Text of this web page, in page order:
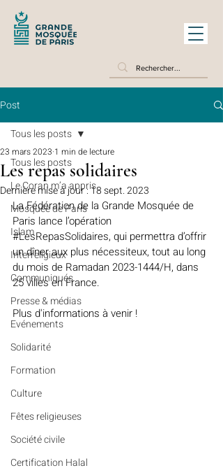
Post
Tous les posts
Le Coran m’a appris
Mosquée de Paris
Islam
Interreligieux
Communiqués
Presse & médias
Evénements
Solidarité
Formation
Culture
Fêtes religieuses
Société civile
Certification Halal
Tous les posts
Les repas solidaires
23 mars 2023 1 min de lecture
Dernière mise à jour :18 sept. 2023
La Fédération de la Grande Mosquée de
Paris lance l’opération
#LesRepasSolidaires, qui permettra d’offrir
un dîner aux plus nécessiteux, tout au long
du mois de Ramadan 2023-1444/H, dans
25 villes en France.
Plus d'informations à venir !